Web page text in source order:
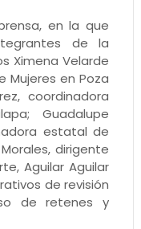
en la que
de la
Ximena Velarde
Mujeres en Poza
coordinadora
Guadalupe
estatal de
dirigente
Aguilar Aguilar
de revisión
de retenes y